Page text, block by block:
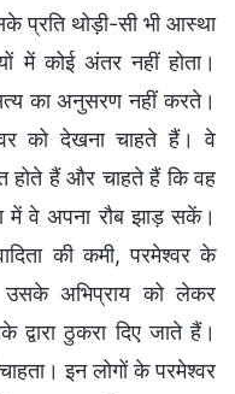
प्रति थोड़ी-सी भी आस्था
में कोई अंतर नहीं होता।
का अनुसरण नहीं करते।
को देखना चाहते हैं। वे
होते हैं और चाहते हैं कि वह
में वे अपना रौब झाड़ सकें।
की कमी, परमेश्वर के
अभिप्राय को लेकर
ठुकरा दिए जाते हैं।
इन लोगों के परमेश्वर